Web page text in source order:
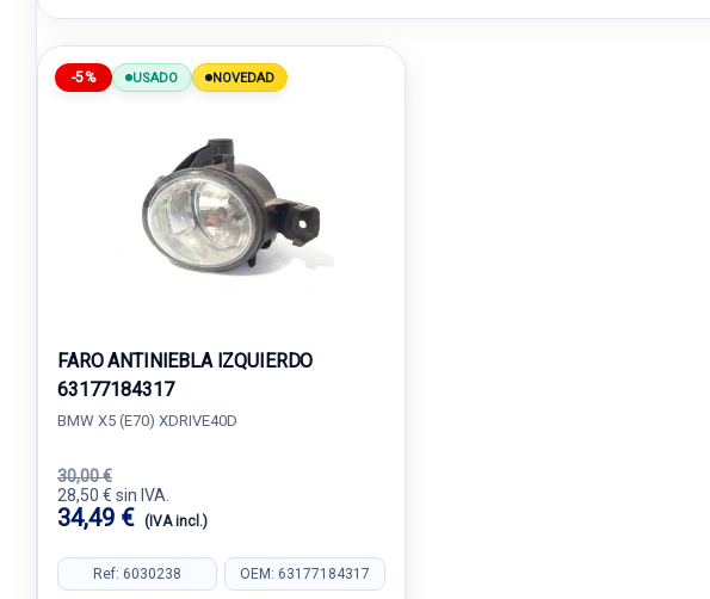
-5% USADO NOVEDAD
FARO ANTINIEBLA IZQUIERDO
63177184317
BMW X5 (E70) XDRIVE40D
30,00 €
28,50 € sin IVA.
34,49 € (IVA incl.)
Ref: 6030238 OEM: 63177184317